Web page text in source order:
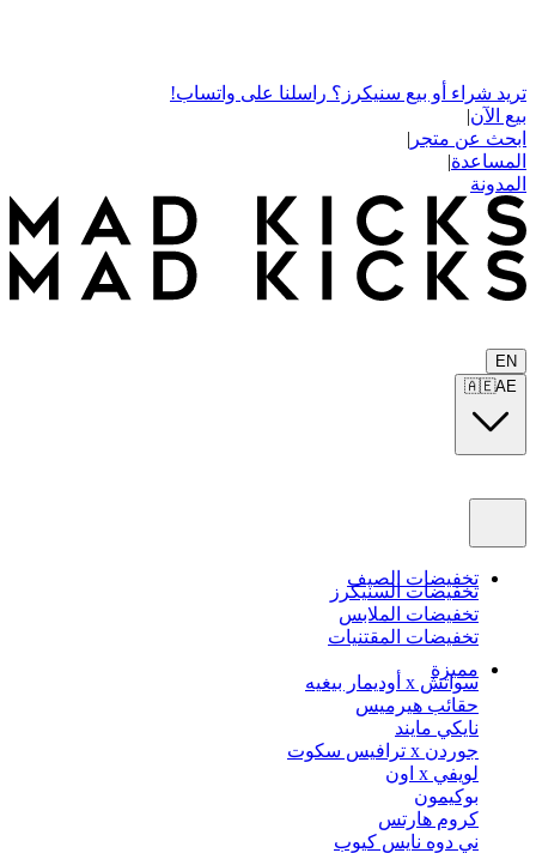
تريد شراء أو بيع سنيكرز؟ راسلنا على واتساب!
بيع الآن|
ابحث عن متجر |
المساعدة|
المدونة
EN
🇦🇪AE
تخفيضات الصيف
تخفيضات السنيكرز
تخفيضات الملابس
تخفيضات المقتنيات
مميزة
سواتش x أوديمار بيغيه
حقائب هيرميس
نايكي مايند
جوردن x ترافيس سكوت
لويفي x اون
بوكيمون
كروم هارتس
ني دوه نايس كيوب